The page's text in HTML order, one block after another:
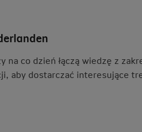
na co dzień łączą wiedzę z
aby dostarczać interesujące